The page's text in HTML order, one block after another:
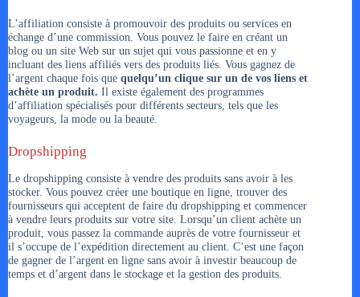
L’affiliation consiste à promouvoir des produits ou services en
échange d’une commission. Vous pouvez le faire en créant un
blog ou un site Web sur un sujet qui vous passionne et en y
incluant des liens affiliés vers des produits liés. Vous gagnez de
l’argent chaque fois que quelqu’un clique sur un de vos liens et
achète un produit. Il existe également des programmes
d’affiliation spécialisés pour différents secteurs, tels que les
voyageurs, la mode ou la beauté.
Dropshipping
Le dropshipping consiste à vendre des produits sans avoir à les
stocker. Vous pouvez créer une boutique en ligne, trouver des
fournisseurs qui acceptent de faire du dropshipping et commencer
à vendre leurs produits sur votre site. Lorsqu’un client achète un
produit, vous passez la commande auprès de votre fournisseur et
il s’occupe de l’expédition directement au client. C’est une façon
de gagner de l’argent en ligne sans avoir à investir beaucoup de
temps et d’argent dans le stockage et la gestion des produits.